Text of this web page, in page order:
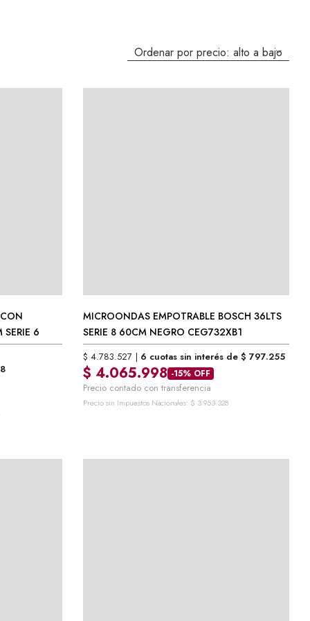
6
MICROONDAS EMPOTRABLE BOSCH 36LTS
SERIE 8 60CM NEGRO CEG732XB1
$ 4.783.527
Precio sin Impuestos Nacionales: $ 3.953.328
6 cuotas sin interés de $ 797.255
$ 4.065.998 -15% OFF
Precio contado con transferencia
$4.783.527
Precio sin Impuestos Nacionales:$ 3.953.328
6 cuotas sin interés de$797.255
$4.065.998 -15% OFF
Precio contado con transferencia